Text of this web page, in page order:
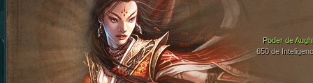
Poder de
650 de